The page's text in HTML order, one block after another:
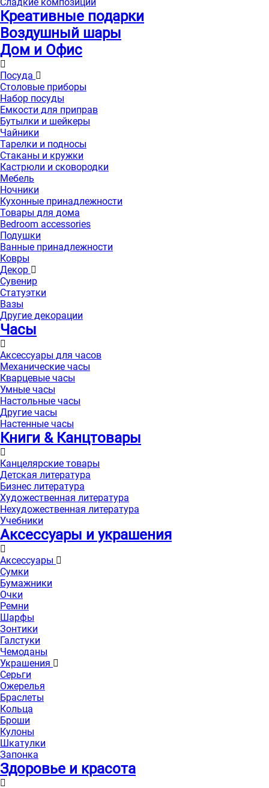
Креативные подарки
Воздушный шары
Дом и Офис
Посуда
Столовые приборы
Набор посуды
Емкости для приправ
Бутылки и шейкеры
Чайники
Тарелки и подносы
Стаканы и кружки
Кастрюли и сковородки
Мебель
Ночники
Кухонные принадлежности
Товары для дома
Bedroom accessories
Подушки
Ванные принадлежности
Ковры
Декор
Сувенир
Статуэтки
Вазы
Другие декорации
Часы
Аксессуары для часов
Механические часы
Кварцевые часы
Умные часы
Настольные часы
Другие часы
Настенные часы
Книги & Канцтовары
Канцелярские товары
Детская литература
Бизнес литература
Художественная литература
Нехудожественная литература
Учебники
Аксессуары и украшения
Аксессуары
Сумки
Бумажники
Очки
Ремни
Шарфы
Зонтики
Галстуки
Чемоданы
Украшения
Серьги
Ожерелья
Браслеты
Кольца
Броши
Кулоны
Шкатулки
Запонка
Здоровье и красота